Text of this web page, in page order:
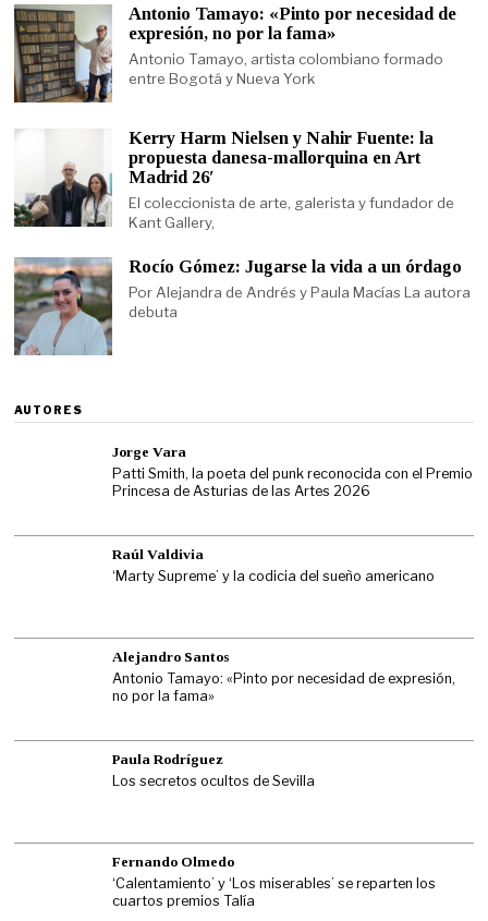
Antonio Tamayo: «Pinto por necesidad de
expresión, no por la fama»
Antonio Tamayo, artista colombiano formado
entre Bogotá y Nueva York
Kerry Harm Nielsen y Nahir Fuente: la
propuesta danesa-mallorquina en Art
Madrid 26′
El coleccionista de arte, galerista y fundador de
Kant Gallery,
Rocío Gómez: Jugarse la vida a un órdago
Por Alejandra de Andrés y Paula Macías La autora
debuta
AUTORES
Jorge Vara
Patti Smith, la poeta del punk reconocida con el Premio
Princesa de Asturias de las Artes 2026
Raúl Valdivia
‘Marty Supreme’ y la codicia del sueño americano
Alejandro Santos
Antonio Tamayo: «Pinto por necesidad de expresión,
no por la fama»
Paula Rodríguez
Los secretos ocultos de Sevilla
Fernando Olmedo
‘Calentamiento’ y ‘Los miserables’ se reparten los
cuartos premios Talía